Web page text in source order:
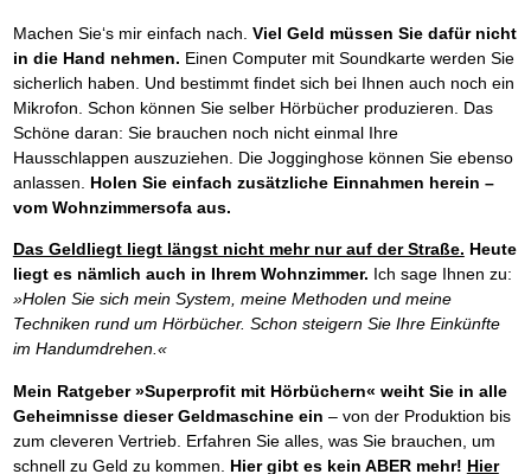
Machen Sie‘s mir einfach nach. Viel Geld müssen Sie dafür nicht
in die Hand nehmen. Einen Computer mit Soundkarte werden Sie
sicherlich haben. Und bestimmt findet sich bei Ihnen auch noch ein
Mikrofon. Schon können Sie selber Hörbücher produzieren. Das
Schöne daran: Sie brauchen noch nicht einmal Ihre
Hausschlappen auszuziehen. Die Jogginghose können Sie ebenso
anlassen. Holen Sie einfach zusätzliche Einnahmen herein –
vom Wohnzimmersofa aus.
Das Geldliegt liegt längst nicht mehr nur auf der Straße. Heute
liegt es nämlich auch in Ihrem Wohnzimmer. Ich sage Ihnen zu:
»Holen Sie sich mein System, meine Methoden und meine
Techniken rund um Hörbücher. Schon steigern Sie Ihre Einkünfte
im Handumdrehen.«
Mein Ratgeber »Superprofit mit Hörbüchern« weiht Sie in alle
Geheimnisse dieser Geldmaschine ein – von der Produktion bis
zum cleveren Vertrieb. Erfahren Sie alles, was Sie brauchen, um
schnell zu Geld zu kommen. Hier gibt es kein ABER mehr! Hier